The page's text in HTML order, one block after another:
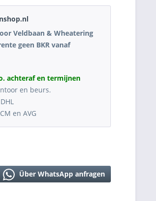
Veldbaan & Wheatering
geen BKR vanaf
achteraf en termijnen
en beurs.
en AVG
Über WhatsApp anfragen